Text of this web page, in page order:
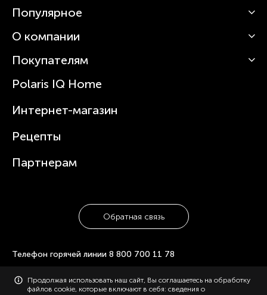
Популярное
Кофемашины
Вертикальные пылесосы
Зубные щетки и ирригаторы
Увлажнители
Посуда
О компании
О Polaris
Статьи
Покупателям
Сервисные центры
Где купить
Polaris IQ Home
Интернет-магазин
Рецепты
Партнерам
Обратная связь
Телефон горячей линии 8 800 700 11 78
© 2006-2026 «Polaris». Все права защищены. Использование
материалов с сайта polaris.ru возможно только с разрешения
Продолжая использовать наш сайт, Вы соглашаетесь на обработку
файлов cookie, которые включают в себя: сведения о